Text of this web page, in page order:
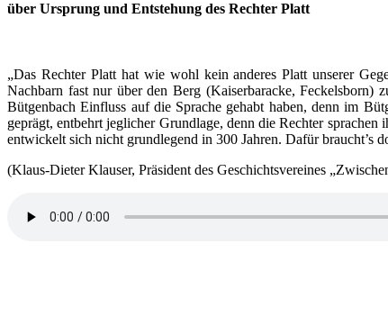
über Ursprung und Entstehung des Rechter Platt
„Das Rechter Platt hat wie wohl kein anderes Platt unserer
Nachbarn fast nur über den Berg (Kaiserbaracke,
Bütgenbach Einfluss auf die Sprache gehabt haben, denn im
geprägt, entbehrt jeglicher Grundlage, denn die Rechter
entwickelt sich nicht grundlegend in 300 Jahren. Dafür braucht’s
(Klaus-Dieter Klauser, Präsident des Geschichtsvereines